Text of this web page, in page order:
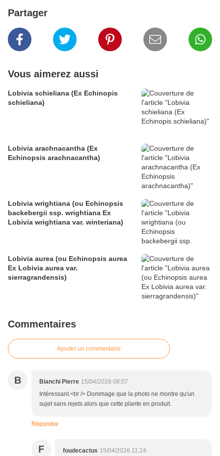
Partager
Vous aimerez aussi
Lobivia schieliana (Ex Echinopis
schieliana)
Lobivia arachnacantha (Ex
Echinopsis arachnacantha)
Lobivia wrightiana (ou Echinopsis
backebergii ssp. wrightiana Ex
Lobivia wrightiana var. winteriana)
Lobivia aurea (ou Echinopsis aurea
Ex Lobivia aurea var.
sierragrandensis)
Commentaires
Ajouter un commentaire
B Bianchi Pierre 15/04/2026 08:07
Intéressant.<br /> Dommage que la photo ne montre qu'un
sujet sans rejets alors que cette plante en produit.
Répondre
F foudecactus 15/04/2026 11:24